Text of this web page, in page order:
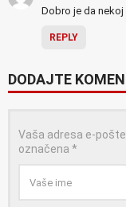
Dobro je da nekoj
REPLY
DODAJTE
Vaša adresa e-
označena *